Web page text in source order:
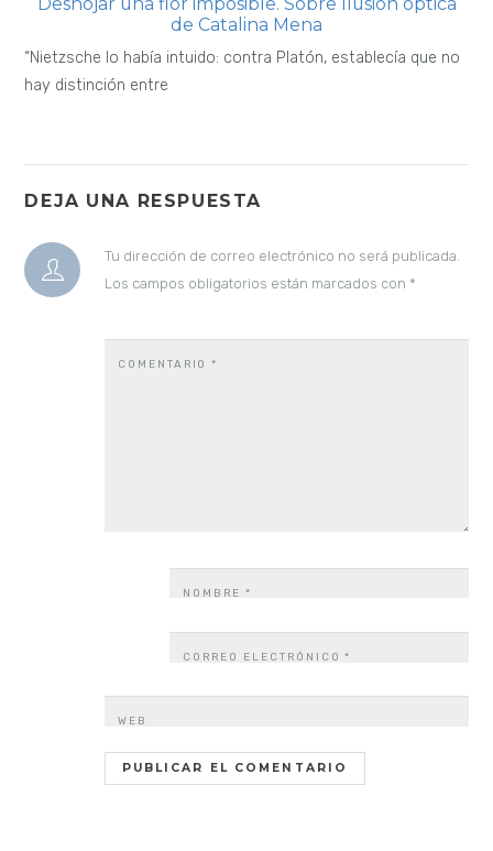
Deshojar una flor imposible. Sobre Ilusión óptica
de Catalina Mena
“Nietzsche lo había intuido: contra Platón, establecía que no
hay distinción entre
DEJA UNA RESPUESTA
Tu dirección de correo electrónico no será publicada.
Los campos obligatorios están marcados con *
COMENTARIO*
NOMBRE*
CORREO ELECTRÓNICO*
WEB